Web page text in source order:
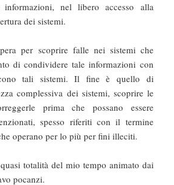
informazioni, nel libero accesso alla
dei sistemi.
per scoprire falle nei sistemi che
di condividere tale informazioni con
tali sistemi. Il fine è quello di
complessiva dei sistemi, scoprire le
prima che possano essere
spesso riferiti con il termine
operano per lo più per fini illeciti.
totalità del mio tempo animato dai
pocanzi.